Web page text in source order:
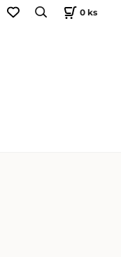
0 ks